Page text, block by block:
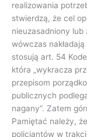
realizowania
stwierdzą, że cel
nieuzasadniony lub
wówczas
stosują art. 54
która „wykracza
przepisom
publicznych
nagany”. Zatem
Pamiętać należy,
policjantów w